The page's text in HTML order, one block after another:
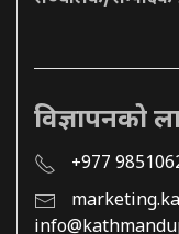
विज्ञापनको
+977